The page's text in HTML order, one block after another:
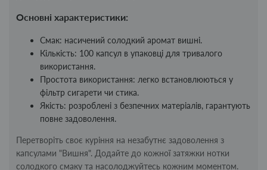
Основні характеристики:
Смак: насичений солодкий аромат вишні.
Кількість: 100 капсул в упаковці для тривалого
використання.
Простота використання: легко встановлюються у
фільтр сигарети чи стика.
Якість: розроблені з безпечних матеріалів, гарантують
повне задоволення.
Перетворіть своє куріння на незабутнє задоволення з
капсулами "Вишня". Додайте до кожної затяжки нотки
солодкого смаку та насолоджуйтесь кожним моментом.